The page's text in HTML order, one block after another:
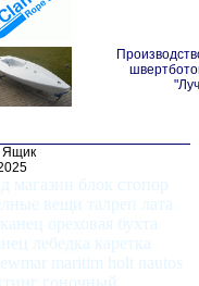
Ящик
магазин блок стопор
вещи талреп лата
ореховая бухта
лебедка каретка
maritim holt nautos
гоночный